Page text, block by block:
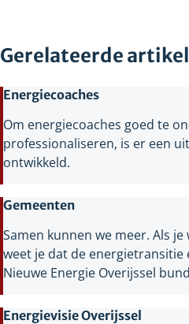
Gerelateerde
Energiecoaches
Om energiecoaches goed te
professionaliseren, is er een
ontwikkeld.
Gemeenten
Samen kunnen we meer. Als
weet je dat de energietransitie
Nieuwe Energie Overijssel
Energievisie Overijssel